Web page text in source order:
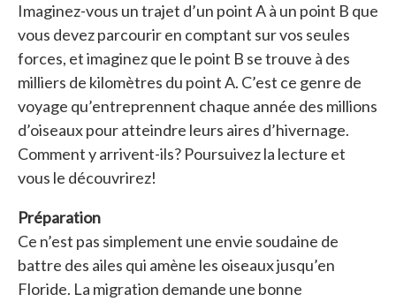
Imaginez-vous un trajet d’un point A à un point B que
vous devez parcourir en comptant sur vos seules
forces, et imaginez que le point B se trouve à des
milliers de kilomètres du point A. C’est ce genre de
voyage qu’entreprennent chaque année des millions
d’oiseaux pour atteindre leurs aires d’hivernage.
Comment y arrivent-ils? Poursuivez la lecture et
vous le découvrirez!
Préparation
Ce n’est pas simplement une envie soudaine de
battre des ailes qui amène les oiseaux jusqu’en
Floride. La migration demande une bonne